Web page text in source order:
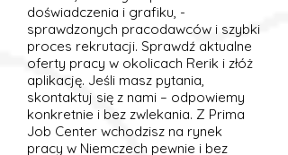
doświadczenia i grafiku, -
sprawdzonych pracodawców i szybki
proces rekrutacji. Sprawdź aktualne
oferty pracy w okolicach Rerik i złóż
aplikację. Jeśli masz pytania,
skontaktuj się z nami – odpowiemy
konkretnie i bez zwlekania. Z Prima
Job Center wchodzisz na rynek
pracy w Niemczech pewnie i bez